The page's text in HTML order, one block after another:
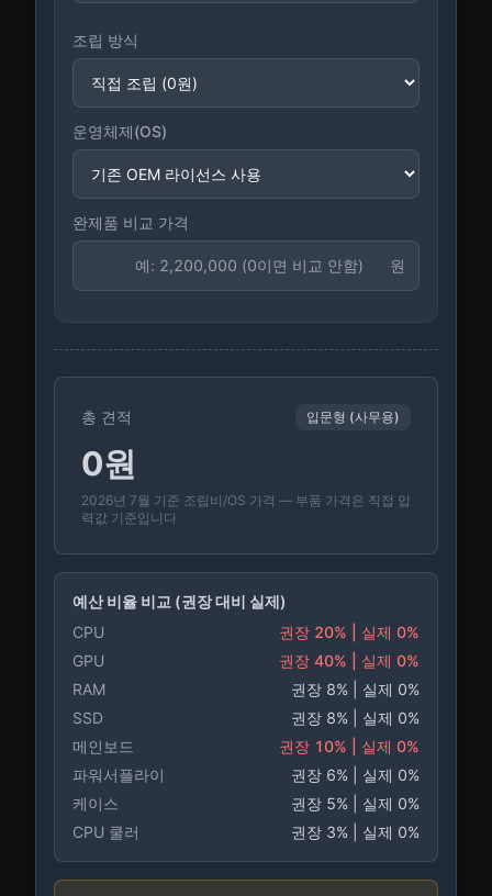
조립 방식
운영체제(OS)
완제품 비교 가격
원
총 견적 입문형 (사무용)
0원
2026년 7월 기준 조립비/OS 가격 — 부품 가격은 직접 입
력값 기준입니다
예산 비율 비교 (권장 대비 실제)
CPU
권장 20% | 실제 0%
GPU
권장 40% | 실제 0%
RAM
권장 8% | 실제 0%
SSD
권장 8% | 실제 0%
메인보드
권장 10% | 실제 0%
파워서플라이
권장 6% | 실제 0%
케이스
권장 5% | 실제 0%
CPU 쿨러
권장 3% | 실제 0%